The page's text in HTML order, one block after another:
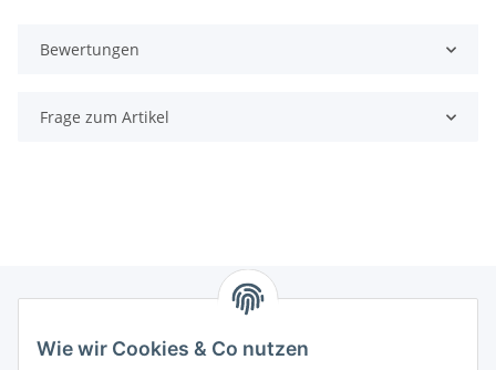
Wie wir Cookies & Co nutzen
Bewertungen
Frage zum Artikel
Zahlungsmöglichkeiten